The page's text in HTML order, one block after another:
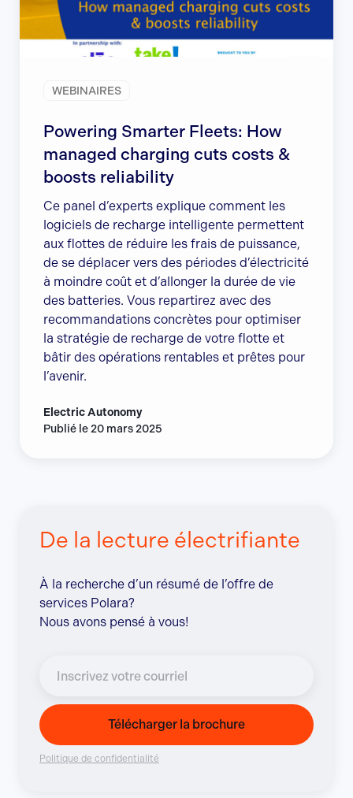
WEBINAIRES
Powering Smarter Fleets: How
managed charging cuts costs &
boosts reliability
Ce panel d’experts explique comment les
logiciels de recharge intelligente permettent
aux flottes de réduire les frais de puissance,
de se déplacer vers des périodes d’électricité
à moindre coût et d’allonger la durée de vie
des batteries. Vous repartirez avec des
recommandations concrètes pour optimiser
la stratégie de recharge de votre flotte et
bâtir des opérations rentables et prêtes pour
l’avenir.
Electric Autonomy
Publié le 20 mars 2025
De la lecture électrifiante
À la recherche d’un résumé de l’offre de
services Polara?
Nous avons pensé à vous!
Télécharger la brochure
Politique de confidentialité